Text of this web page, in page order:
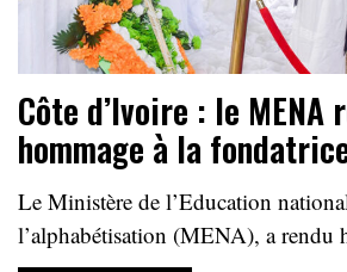
Côte d’Ivoire : le MENA
hommage à la
Le Ministère de l’Education
l’alphabétisation (MENA), a